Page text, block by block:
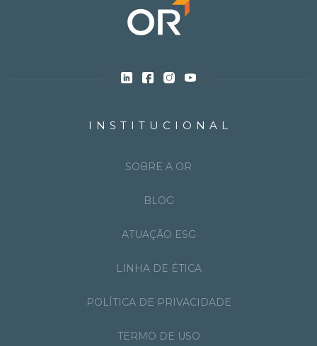
INSTITUCIONAL
SOBRE A OR
BLOG
ATUAÇÃO ESG
LINHA DE ÉTICA
POLÍTICA DE PRIVACIDADE
TERMO DE USO